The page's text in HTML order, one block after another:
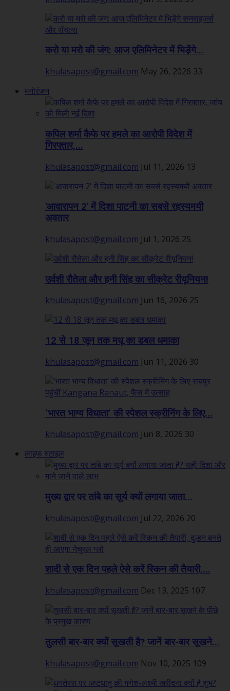
करो या मरो की जंग: आज एलिमिनेटर में भिड़ेंगे...
khulasapost@gmail.com May 26, 2026 33
मनोरंजन
कपिल शर्मा कैफे पर हमले का आरोपी विदेश में
गिरफ्तार,...
khulasapost@gmail.com Jul 11, 2026 13
'आवारापन 2' में दिशा पाटनी का सबसे रहस्यमयी
अवतार
khulasapost@gmail.com Jul 1, 2026 25
उर्वशी रौतेला और हनी सिंह का सीक्रेट रीयूनियन!
khulasapost@gmail.com Jun 16, 2026 25
12 से 18 जून तक मधू का डबल धमाका
khulasapost@gmail.com Jun 11, 2026 30
‘भारत भाग्य विधाता’ की स्पेशल स्क्रीनिंग के लिए...
khulasapost@gmail.com Jun 8, 2026 30
लाइफ स्टाइल
मुख्य द्वार पर तांबे का सूर्य क्यों लगाया जाता...
khulasapost@gmail.com Jul 22, 2026 20
शादी से एक दिन पहले ऐसे करें स्किन की तैयारी,...
khulasapost@gmail.com Dec 13, 2025 107
तुलसी बार-बार क्यों सूखती है? जानें बार-बार सूखने...
khulasapost@gmail.com Nov 10, 2025 109